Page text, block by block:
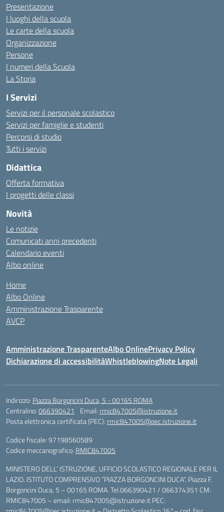
Presentazione
I luoghi della scuola
Le carte della scuola
Organizzazione
Persone
I numeri della Scuola
La Storia
I Servizi
Servizi per il personale scolastico
Servizi per famiglie e studenti
Percorsi di studio
Tutti i servizi
Didattica
Offerta formativa
I progetti delle classi
Novità
Le notizie
Comunicati anni precedenti
Calendario eventi
Albo online
Home
Albo Online
Amministrazione Trasparente
AVCP
Amministrazione TrasparenteAlbo OnlinePrivacy Policy
Dichiarazione di accessibilitàWhistleblowingNote Legali
Indirizzo: Piazza Borgoncini Duca, 5 - 00165 ROMA
Centralino:066390421 Email: rmic847005@istruzione.it
Posta elettronica certificata (PEC): rmic847005@pec.istruzione.it
Codice fiscale: 97198560589
Codice meccanografico: RMIC847005
MINISTERO DELL’ ISTRUZIONE, UFFICIO SCOLASTICO REGIONALE PER IL
LAZIO. ISTITUTO COMPRENSIVO “PIAZZA BORGONCINI DUCA”. Piazza F.
Borgoncini Duca, 5 – 00165 ROMA. Tel.066390421 / 066374351 CM:
RMIC847005 – email: rmic847005@istruzione.it PEC: